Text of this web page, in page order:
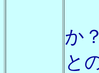
(
か
と